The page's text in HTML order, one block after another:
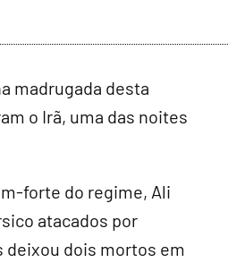
madrugada desta
o Irã, uma das noites
forte do regime, Ali
atacados por
deixou dois mortos em